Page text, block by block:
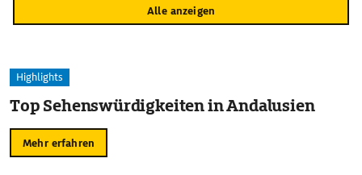
Alle anzeigen
Highlights
Top Sehenswürdigkeiten in Andalusien
Mehr erfahren